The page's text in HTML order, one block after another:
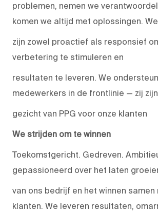
problemen, nemen we
komen we altijd met oplossingen. We
zijn zowel proactief als responsief
verbetering te stimuleren en
resultaten te leveren. We
medewerkers in de frontlinie — zij
gezicht van PPG voor onze klanten
We strijden om te winnen
Toekomstgericht. Gedreven.
gepassioneerd over het laten
van ons bedrijf en het winnen samen
klanten. We leveren resultaten,